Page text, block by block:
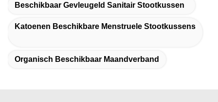
Beschikbaar Gevleugeld Sanitair Stootkussen
Katoenen Beschikbare Menstruele Stootkussens
Organisch Beschikbaar Maandverband